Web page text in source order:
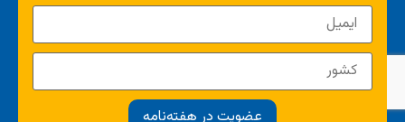
عضویت در هفته‌نامه